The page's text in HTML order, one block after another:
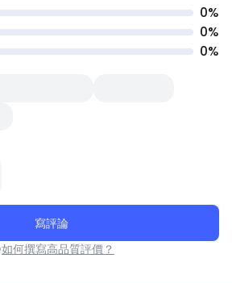
0%
0%
0%
寫評論
如何撰寫高品質評價？